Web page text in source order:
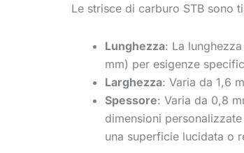
Le strisce di carburo STB sono
Lunghezza: La
mm) per esigenze
Larghezza: Varia da 1,6
Spessore: Varia da 0,8
dimensioni
una superficie lucidata o